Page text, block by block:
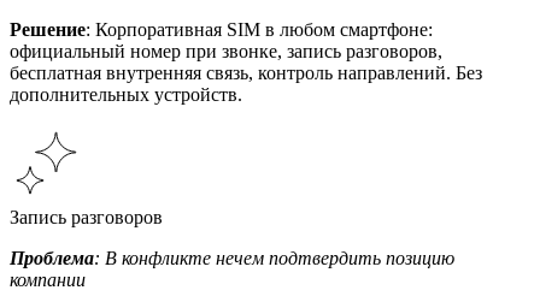
Решение: Корпоративная SIM в любом смартфоне:
официальный номер при звонке, запись разговоров,
бесплатная внутренняя связь, контроль направлений. Без
дополнительных устройств.
Запись разговоров
Проблема: В конфликте нечем подтвердить позицию
компании